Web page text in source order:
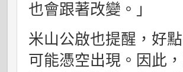
也會跟著改變。」
米山公啟也提醒，好
可能憑空出現。因此